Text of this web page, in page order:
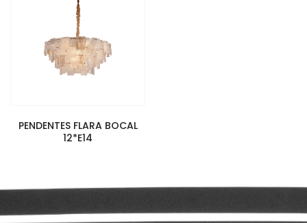
PENDENTES FLARA BOCAL
12*E14